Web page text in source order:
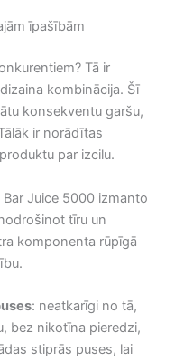
īpašībām
Tā ir
kombinācija. Šī
konsekventu garšu,
ir norādītas
par izcilu.
Bar Juice 5000 izmanto
tīru un
komponenta rūpīgā
: neatkarīgi no tā,
bez nikotīna pieredzi,
stiprās puses, lai